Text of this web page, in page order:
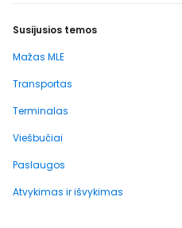
Susijusios temos
Mažas MLE
Transportas
Terminalas
Viešbučiai
Paslaugos
Atvykimas ir išvykimas